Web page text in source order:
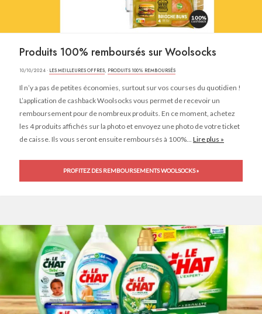
Produits 100% remboursés sur Woolsocks
10/10/2024 · LES MEILLEURES OFFRES, PRODUITS 100% REMBOURSÉS
Il n’y a pas de petites économies, surtout sur vos courses du quotidien !
L’application de cashback Woolsocks vous permet de recevoir un
remboursement pour de nombreux produits. En ce moment, achetez
les 4 produits affichés sur la photo et envoyez une photo de votre ticket
de caisse. Ils vous seront ensuite remboursés à 100%... Lire plus »
PROFITEZ DES REMBOURSEMENTS WOOLSOCKS »